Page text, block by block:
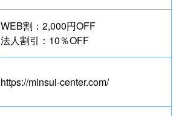
WEB割：2,000円OFF
法人割引：10％OFF
https://minsui-center.com/